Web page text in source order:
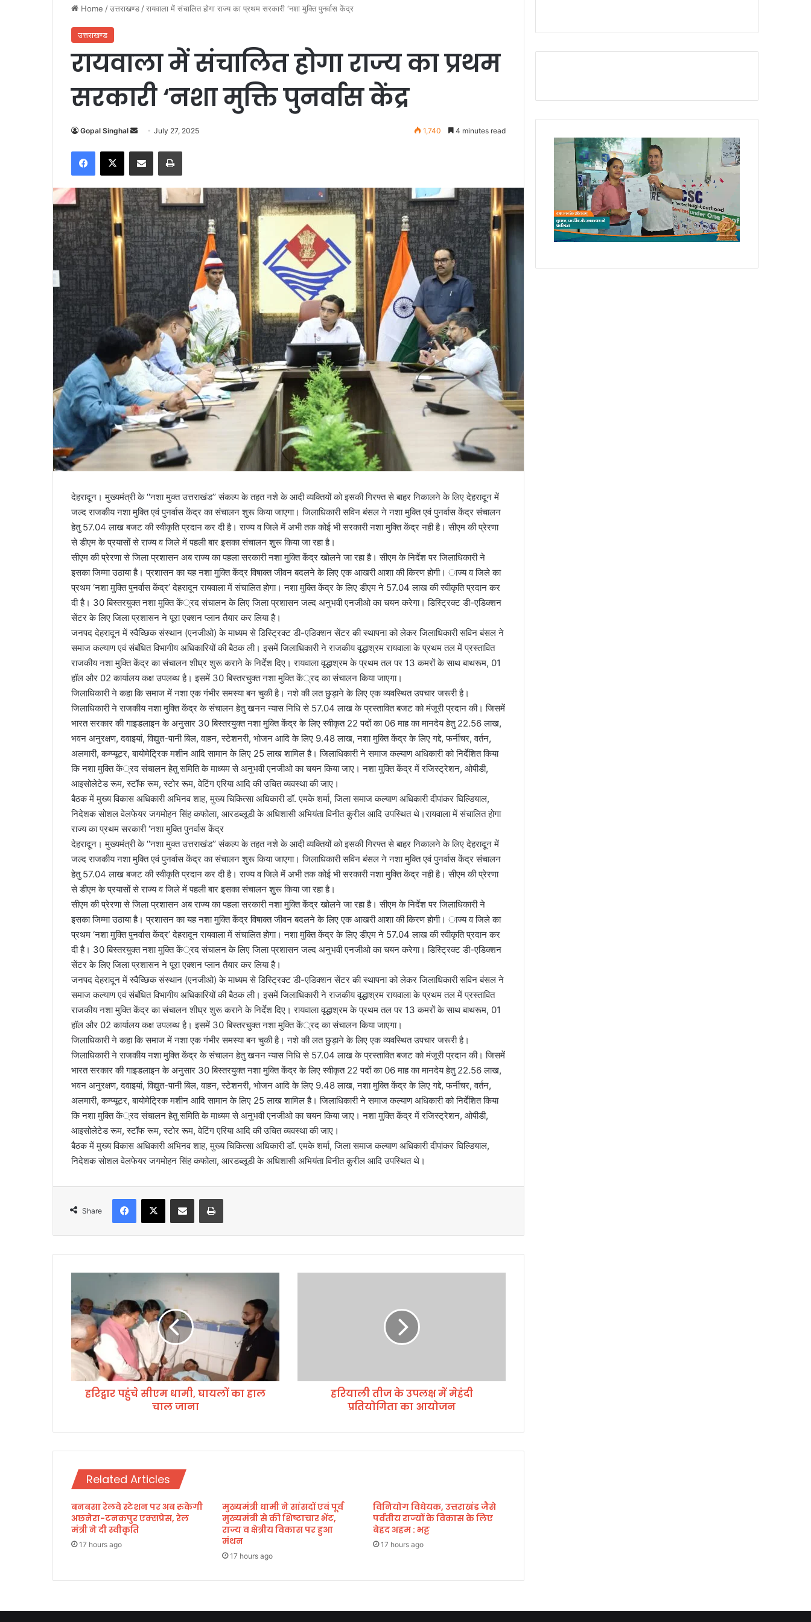
Home /उत्तराखण्ड /रायवाला में संचालित होगा राज्य का प्रथम सरकारी ‘नशा मुक्ति पुनर्वास केंद्र
उत्तराखण्ड
रायवाला में संचालित होगा राज्य का प्रथम
सरकारी ‘नशा मुक्ति पुनर्वास केंद्र
Gopal Singhal
n
d
a
n
e
m
a
i
July 27, 2025 1,740 4 minutes read
देहरादून। मुख्यमंत्री के ‘‘नशा मुक्त उत्तराखंड’’ संकल्प के तहत नशे के आदी व्यक्तियों को इसकी गिरफ्त से बाहर निकालने के लिए देहरादून में
जल्द राजकीय नशा मुक्ति एवं पुनर्वास केंद्र का संचालन शुरू किया जाएगा। जिलाधिकारी सविन बंसल ने नशा मुक्ति एवं पुनर्वास केंद्र संचालन
हेतु 57.04 लाख बजट की स्वीकृति प्रदान कर दी है। राज्य व जिले में अभी तक कोई भी सरकारी नशा मुक्ति केंद्र नही है। सीएम की प्रेरणा
से डीएम के प्रयासों से राज्य व जिले में पहली बार इसका संचालन शुरू किया जा रहा है।
सीएम की प्रेरणा से जिला प्रशासन अब राज्य का पहला सरकारी नशा मुक्ति केंद्र खोलने जा रहा है। सीएम के निर्देश पर जिलाधिकारी ने
इसका जिम्मा उठाया है। प्रशासन का यह नशा मुक्ति केंद्र विषाक्त जीवन बदलने के लिए एक आखरी आशा की किरण होगी। ाज्य व जिले का
प्रथम ‘नशा मुक्ति पुनर्वास केंद्र’ देहरादून रायवाला में संचालित होगा। नशा मुक्ति केंद्र के लिए डीएम ने 57.04 लाख की स्वीकृति प्रदान कर
दी है। 30 बिस्तरयुक्त नशा मुक्ति कें्रद संचालन के लिए जिला प्रशासन जल्द अनुभवी एनजीओ का चयन करेगा। डिस्ट्रिक्ट डी-एडिक्शन
सेंटर के लिए जिला प्रशासन ने पूरा एक्शन प्लान तैयार कर लिया है।
जनपद देहरादून में स्वैच्छिक संस्थान (एनजीओ) के माध्यम से डिस्ट्रिक्ट डी-एडिक्शन सेंटर की स्थापना को लेकर जिलाधिकारी सविन बंसल ने
समाज कल्याण एवं संबंधित विभागीय अधिकारियों की बैठक ली। इसमें जिलाधिकारी ने राजकीय वृद्धाश्रम रायवाला के प्रथम तल में प्रस्तावित
राजकीय नशा मुक्ति केंद्र का संचालन शीघ्र शुरू कराने के निर्देश दिए। रायवाला वृद्धाश्रम के प्रथम तल पर 13 कमरों के साथ बाथरूम, 01
हॉल और 02 कार्यालय कक्ष उपलब्ध है। इसमें 30 बिस्तरचुक्त नशा मुक्ति कें्रद का संचालन किया जाएगा।
जिलाधिकारी ने कहा कि समाज में नशा एक गंभीर समस्या बन चुकी है। नशे की लत छुड़ाने के लिए एक व्यवस्थित उपचार जरूरी है।
जिलाधिकारी ने राजकीय नशा मुक्ति केंद्र के संचालन हेतु खनन न्यास निधि से 57.04 लाख के प्रस्तावित बजट को मंजूरी प्रदान की। जिसमें
भारत सरकार की गाइडलाइन के अनुसार 30 बिस्तरयुक्त नशा मुक्ति केंद्र के लिए स्वीकृत 22 पदों का 06 माह का मानदेय हेतु 22.56 लाख,
भवन अनुरक्षण, दवाइयां, विद्युत-पानी बिल, वाहन, स्टेशनरी, भोजन आदि के लिए 9.48 लाख, नशा मुक्ति केंद्र के लिए गद्दे, फर्नीचर, वर्तन,
अलमारी, कम्प्यूटर, बायोमेट्रिक मशीन आदि सामान के लिए 25 लाख शामिल है। जिलाधिकारी ने समाज कल्याण अधिकारी को निर्देशित किया
कि नशा मुक्ति कें्रद संचालन हेतु समिति के माध्यम से अनुभवी एनजीओ का चयन किया जाए। नशा मुक्ति केंद्र में रजिस्ट्रेशन, ओपीडी,
आइसोलेटेड रूम, स्टॉफ रूम, स्टोर रूम, वेटिंग एरिया आदि की उचित व्यवस्था की जाए।
बैठक में मुख्य विकास अधिकारी अभिनव शाह, मुख्य चिकित्सा अधिकारी डॉ. एमके शर्मा, जिला समाज कल्याण अधिकारी दीपांकर घिल्डियाल,
निदेशक सोशल वेलफेयर जगमोहन सिंह कफोला, आरडब्लूडी के अधिशासी अभियंता विनीत कुरील आदि उपस्थित थे।रायवाला में संचालित होगा
राज्य का प्रथम सरकारी ‘नशा मुक्ति पुनर्वास केंद्र
देहरादून। मुख्यमंत्री के ‘‘नशा मुक्त उत्तराखंड’’ संकल्प के तहत नशे के आदी व्यक्तियों को इसकी गिरफ्त से बाहर निकालने के लिए देहरादून में
जल्द राजकीय नशा मुक्ति एवं पुनर्वास केंद्र का संचालन शुरू किया जाएगा। जिलाधिकारी सविन बंसल ने नशा मुक्ति एवं पुनर्वास केंद्र संचालन
हेतु 57.04 लाख बजट की स्वीकृति प्रदान कर दी है। राज्य व जिले में अभी तक कोई भी सरकारी नशा मुक्ति केंद्र नही है। सीएम की प्रेरणा
से डीएम के प्रयासों से राज्य व जिले में पहली बार इसका संचालन शुरू किया जा रहा है।
सीएम की प्रेरणा से जिला प्रशासन अब राज्य का पहला सरकारी नशा मुक्ति केंद्र खोलने जा रहा है। सीएम के निर्देश पर जिलाधिकारी ने
इसका जिम्मा उठाया है। प्रशासन का यह नशा मुक्ति केंद्र विषाक्त जीवन बदलने के लिए एक आखरी आशा की किरण होगी। ाज्य व जिले का
प्रथम ‘नशा मुक्ति पुनर्वास केंद्र’ देहरादून रायवाला में संचालित होगा। नशा मुक्ति केंद्र के लिए डीएम ने 57.04 लाख की स्वीकृति प्रदान कर
दी है। 30 बिस्तरयुक्त नशा मुक्ति कें्रद संचालन के लिए जिला प्रशासन जल्द अनुभवी एनजीओ का चयन करेगा। डिस्ट्रिक्ट डी-एडिक्शन
सेंटर के लिए जिला प्रशासन ने पूरा एक्शन प्लान तैयार कर लिया है।
जनपद देहरादून में स्वैच्छिक संस्थान (एनजीओ) के माध्यम से डिस्ट्रिक्ट डी-एडिक्शन सेंटर की स्थापना को लेकर जिलाधिकारी सविन बंसल ने
समाज कल्याण एवं संबंधित विभागीय अधिकारियों की बैठक ली। इसमें जिलाधिकारी ने राजकीय वृद्धाश्रम रायवाला के प्रथम तल में प्रस्तावित
राजकीय नशा मुक्ति केंद्र का संचालन शीघ्र शुरू कराने के निर्देश दिए। रायवाला वृद्धाश्रम के प्रथम तल पर 13 कमरों के साथ बाथरूम, 01
हॉल और 02 कार्यालय कक्ष उपलब्ध है। इसमें 30 बिस्तरचुक्त नशा मुक्ति कें्रद का संचालन किया जाएगा।
जिलाधिकारी ने कहा कि समाज में नशा एक गंभीर समस्या बन चुकी है। नशे की लत छुड़ाने के लिए एक व्यवस्थित उपचार जरूरी है।
जिलाधिकारी ने राजकीय नशा मुक्ति केंद्र के संचालन हेतु खनन न्यास निधि से 57.04 लाख के प्रस्तावित बजट को मंजूरी प्रदान की। जिसमें
भारत सरकार की गाइडलाइन के अनुसार 30 बिस्तरयुक्त नशा मुक्ति केंद्र के लिए स्वीकृत 22 पदों का 06 माह का मानदेय हेतु 22.56 लाख,
भवन अनुरक्षण, दवाइयां, विद्युत-पानी बिल, वाहन, स्टेशनरी, भोजन आदि के लिए 9.48 लाख, नशा मुक्ति केंद्र के लिए गद्दे, फर्नीचर, वर्तन,
अलमारी, कम्प्यूटर, बायोमेट्रिक मशीन आदि सामान के लिए 25 लाख शामिल है। जिलाधिकारी ने समाज कल्याण अधिकारी को निर्देशित किया
कि नशा मुक्ति कें्रद संचालन हेतु समिति के माध्यम से अनुभवी एनजीओ का चयन किया जाए। नशा मुक्ति केंद्र में रजिस्ट्रेशन, ओपीडी,
आइसोलेटेड रूम, स्टॉफ रूम, स्टोर रूम, वेटिंग एरिया आदि की उचित व्यवस्था की जाए।
बैठक में मुख्य विकास अधिकारी अभिनव शाह, मुख्य चिकित्सा अधिकारी डॉ. एमके शर्मा, जिला समाज कल्याण अधिकारी दीपांकर घिल्डियाल,
निदेशक सोशल वेलफेयर जगमोहन सिंह कफोला, आरडब्लूडी के अधिशासी अभियंता विनीत कुरील आदि उपस्थित थे।
Share
रि
द्वा
र
प
हुं
चे
सी
ए
,
लों
का
ल
चा
ल
जा
हरिद्वार पहुंचे सीएम धामी, घायलों का हाल
चाल जाना
प
मे
गि
ता
का
न
हरियाली तीज के उपलक्ष में मेहंदी
प्रतियोगिता का आयोजन
Related Articles
बनबसा रेलवे स्टेशन पर अब रुकेगी
अछनेरा-टनकपुर एक्सप्रेस, रेल
मंत्री ने दी स्वीकृति
17 hours ago
मुख्यमंत्री धामी ने सांसदों एवं पूर्व
मुख्यमंत्री से की शिष्टाचार भेंट,
राज्य व क्षेत्रीय विकास पर हुआ
मंथन
17 hours ago
विनियोग विधेयक, उत्तराखंड जैसे
पर्वतीय राज्यों के विकास के लिए
बेहद अहम : भट्ट
17 hours ago